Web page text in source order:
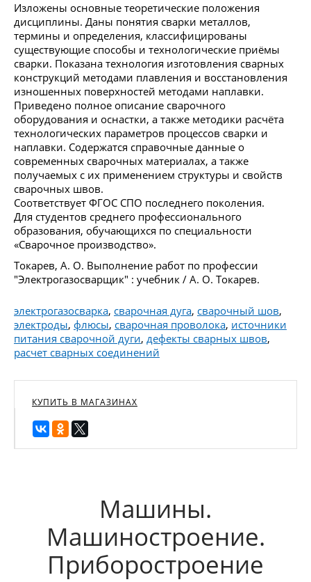
Изложены основные теоретические положения
дисциплины. Даны понятия сварки металлов,
термины и определения, классифицированы
существующие способы и технологические приёмы
сварки. Показана технология изготовления сварных
конструкций методами плавления и восстановления
изношенных поверхностей методами наплавки.
Приведено полное описание сварочного
оборудования и оснастки, а также методики расчёта
технологических параметров процессов сварки и
наплавки. Содержатся справочные данные о
современных сварочных материалах, а также
получаемых с их применением структуры и свойств
сварочных швов.
Соответствует ФГОС СПО последнего поколения.
Для студентов среднего профессионального
образования, обучающихся по специальности
«Сварочное производство».
Токарев, А. О. Выполнение работ по профессии
"Электрогазосварщик" : учебник / А. О. Токарев.
электрогазосварка, сварочная дуга, сварочный шов,
электроды, флюсы, сварочная проволока, источники
питания сварочной дуги, дефекты сварных швов,
расчет сварных соединений
КУПИТЬ В МАГАЗИНАХ
Машины.
Машиностроение.
Приборостроение